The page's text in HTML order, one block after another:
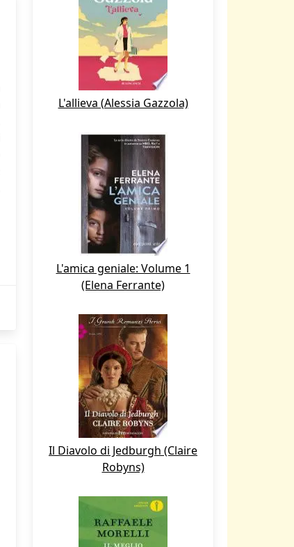
L'allieva (Alessia Gazzola)
L'amica geniale: Volume 1
(Elena Ferrante)
Il Diavolo di Jedburgh (Claire
Robyns)